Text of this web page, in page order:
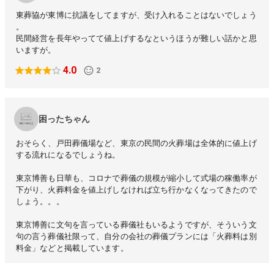
東葬協が東博に抗議をしてますが、受け入れることはないでしょう
。
民間経営を長年やってて値上げするなというほうが難しい話かと思
いますが。
4.0 2
困ったちゃん
おそらく、戸田葬儀場など、東京の民間の火葬場は全体的に値上げ
する流れになるでしょうね。
東京博善も日華も、コロナで葬儀の規模が縮小して式場の稼働率が
下がり、火葬料金を値上げしなければ立ち行かなくなってきたので
しょう。。。
東京博善に文句を言っている葬儀社もいるようですが、そういう文
句の言う葬儀社限って、自分の会社の葬儀プランには「火葬料は別
料金」などと掲載しています。